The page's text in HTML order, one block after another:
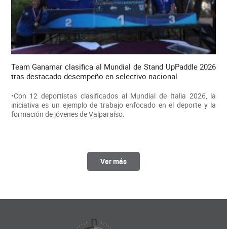
Team Ganamar clasifica al Mundial de Stand UpPaddle 2026
tras destacado desempeño en selectivo nacional
•Con 12 deportistas clasificados al Mundial de Italia 2026, la
iniciativa es un ejemplo de trabajo enfocado en el deporte y la
formación de jóvenes de Valparaíso.
Ver más